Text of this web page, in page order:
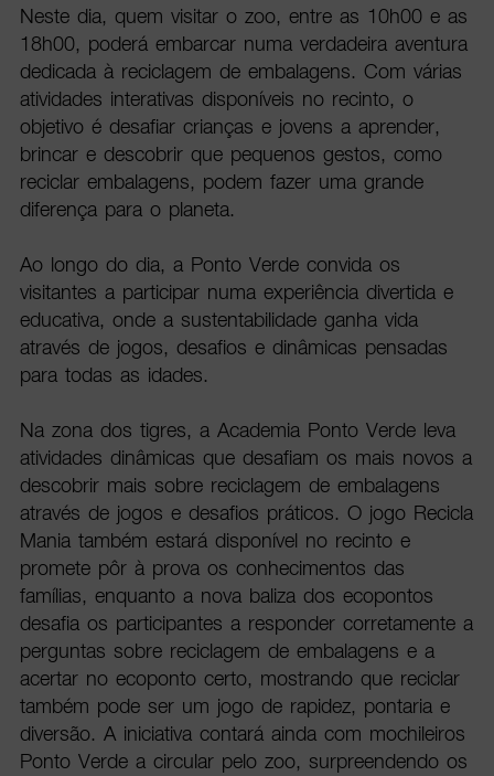
Neste dia, quem visitar o zoo, entre as 10h00 e as
18h00, poderá embarcar numa verdadeira aventura
dedicada à reciclagem de embalagens. Com várias
atividades interativas disponíveis no recinto, o
objetivo é desafiar crianças e jovens a aprender,
brincar e descobrir que pequenos gestos, como
reciclar embalagens, podem fazer uma grande
diferença para o planeta.
Ao longo do dia, a Ponto Verde convida os
visitantes a participar numa experiência divertida e
educativa, onde a sustentabilidade ganha vida
através de jogos, desafios e dinâmicas pensadas
para todas as idades.
Na zona dos tigres, a Academia Ponto Verde leva
atividades dinâmicas que desafiam os mais novos a
descobrir mais sobre reciclagem de embalagens
através de jogos e desafios práticos. O jogo Recicla
Mania também estará disponível no recinto e
promete pôr à prova os conhecimentos das
famílias, enquanto a nova baliza dos ecopontos
desafia os participantes a responder corretamente a
perguntas sobre reciclagem de embalagens e a
acertar no ecoponto certo, mostrando que reciclar
também pode ser um jogo de rapidez, pontaria e
diversão. A iniciativa contará ainda com mochileiros
Ponto Verde a circular pelo zoo, surpreendendo os